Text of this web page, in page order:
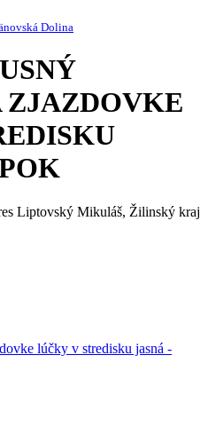
Dolina
Liptovský Mikuláš, Žilinský kraj